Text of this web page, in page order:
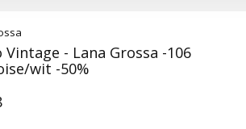
Vintage - Lana Grossa -106
wit -50%